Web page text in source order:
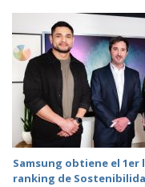
Samsung obtiene el
ranking de